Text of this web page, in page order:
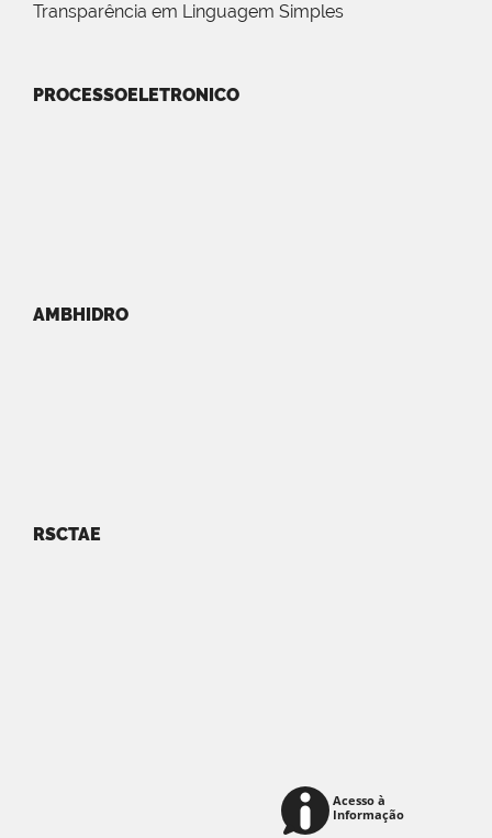
Transparência em Linguagem Simples
PROCESSOELETRONICO
AMBHIDRO
RSCTAE